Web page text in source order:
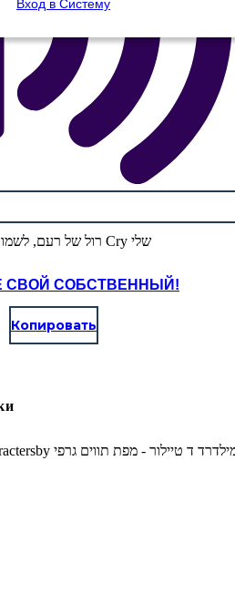
Вход в Систему
СВОЙ СОБСТВЕННЫЙ!
Копировать